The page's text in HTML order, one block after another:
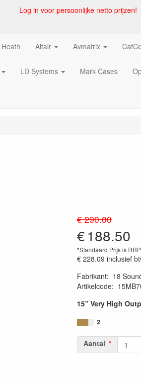
Log in voor persoonlijke netto prijzen!
Altair Avmatrix
LD Systems Mark Cases
€ 290.00
€188.50
*Standaard Prijs is
€ 228.09 inclusief
Fabrikant: 18
Artikelcode:
15” Very High
2
Aantal